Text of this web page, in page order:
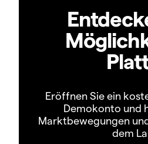
Eröffnen Sie ein
Demokonto und
Marktbewegungen
dem